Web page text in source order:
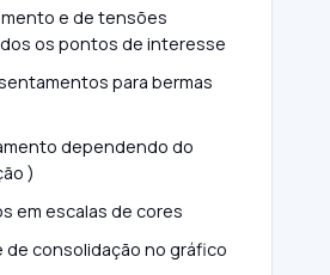
e de tensões
os pontos de interesse
para bermas
dependendo do
)
em escalas de cores
consolidação no gráfico